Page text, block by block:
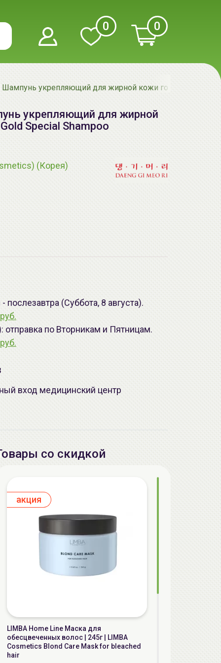
0 0
Шампунь укрепляющий для жирной кожи головы | 500мл
укрепляющий для жирной
Special Shampoo
(Корея)
(Суббота, 8 августа).
отправка по Вторникам и Пятницам.
вход медицинский центр
со скидкой
aкция
LIMBA Home Line Маска для
обесцвеченных волос | 245г | LIMBA
Cosmetics Blond Care Mask for bleached
hair